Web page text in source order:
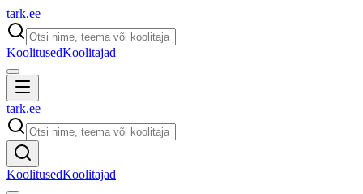
tark.ee
KoolitusedKoolitajad
tark.ee
KoolitusedKoolitajad